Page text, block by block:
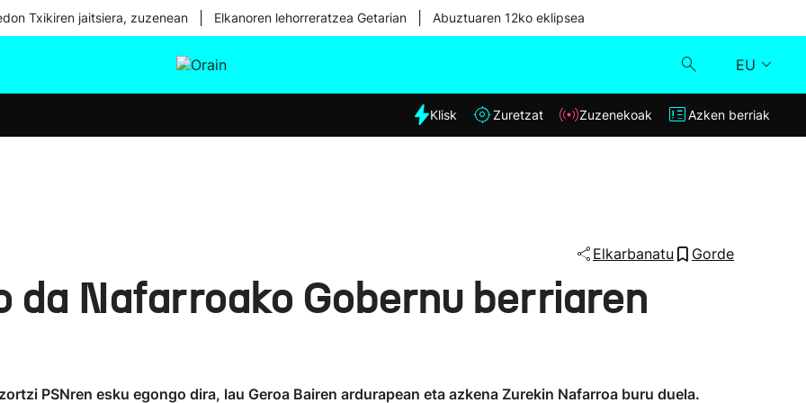
Txikiren jaitsiera, zuzenean Elkanoren lehorreratzea Getarian Abuztuaren 12ko eklipsea
EU
Eguraldia
Klisk
Klisk Zuretzat Zuzenekoak Azken berriak
Elkarbanatu Gorde
da Nafarroako Gobernu berriaren
PSNren esku egongo dira, lau Geroa Bairen ardurapean eta azkena Zurekin Nafarroa buru duela.